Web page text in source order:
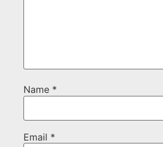
Name *
Email *